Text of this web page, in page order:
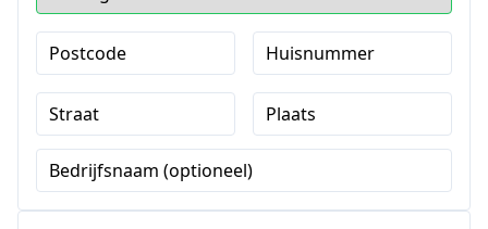
Postcode Huisnummer
Straat Plaats
Bedrijfsnaam (optioneel)